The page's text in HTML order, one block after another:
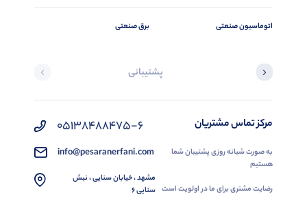
اتوماسیون صنعتی برق صنعتی
پشتیبانی
مرکز تماس مشتریان
به صورت شبانه روزی پشتیبان شما
هستیم
رضایت مشتری برای ما در اولویت است
05138488475-6
info@pesaranerfani.com
مشهد ، خیابان سنایی ، نبش
سنایی 6